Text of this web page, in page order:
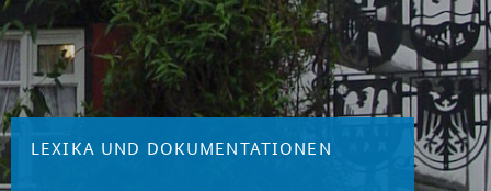
LEXIKA UND DOKUMENTATIONEN